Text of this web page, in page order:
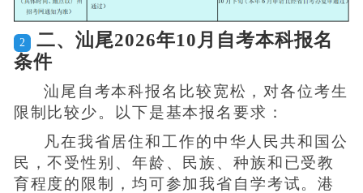
2
二、汕尾2026年10月自考本科报名
条件
汕尾自考本科报名比较宽松，对各位考生
限制比较少。以下是基本报名要求：
凡在我省居住和工作的中华人民共和国公
民，不受性别、年龄、民族、种族和已受教
育程度的限制，均可参加我省自学考试。港